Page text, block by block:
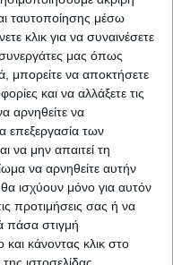
ταυτοποίησης μέσω
κλικ για να συναινέσετε
μας όπως
μπορείτε να αποκτήσετε
και να αλλάξετε τις
αρνηθείτε να
επεξεργασία των
να μην απαιτεί τη
να αρνηθείτε αυτήν
ισχύουν μόνο για αυτόν
προτιμήσεις σας ή να
πάσα στιγμή
κάνοντας κλικ στο
ο Daniel
του
των
τεραστίων
και
των
από μη
συνεπακόλουθη